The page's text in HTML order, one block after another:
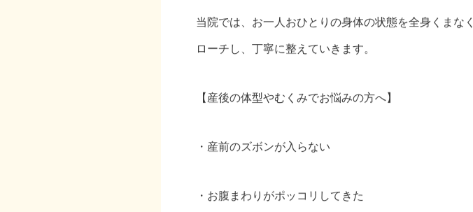
当院では、お一人おひとりの身体の状態を全身くまな
ローチし、丁寧に整えていきます。
【産後の体型やむくみでお悩みの方へ】
・産前のズボンが入らない
・お腹まわりがポッコリしてきた